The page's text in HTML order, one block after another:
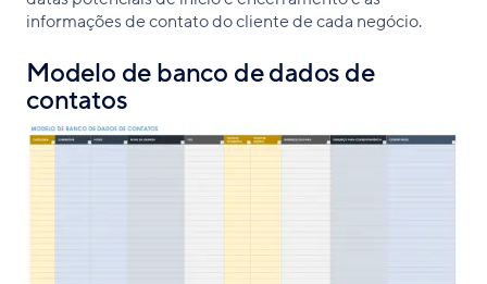
informações de contato do cliente de cada negócio.
Modelo de banco de dados de
contatos